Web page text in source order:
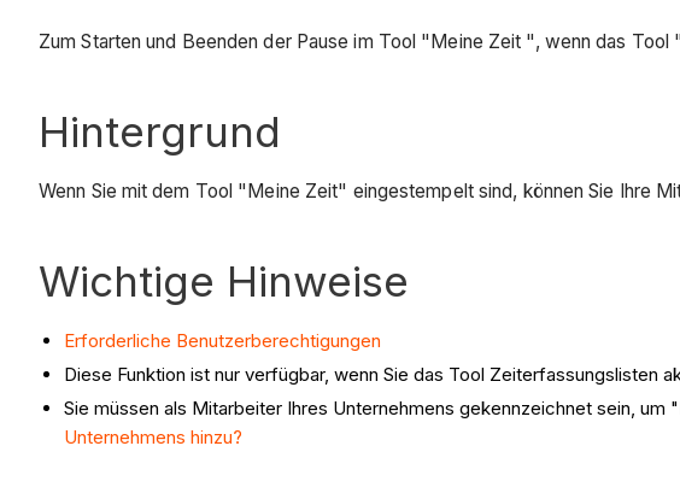
Zum Starten und Beenden der Pause im Tool "Meine Zeit ", wenn das
Hintergrund
Wenn Sie mit dem Tool "Meine Zeit" eingestempelt sind, können Sie Ihre
Wichtige Hinweise
Erforderliche Benutzerberechtigungen
Diese Funktion ist nur verfügbar, wenn Sie das Tool Zeiterfassungslisten
Sie müssen als Mitarbeiter Ihres Unternehmens gekennzeichnet sein,
Unternehmens hinzu?